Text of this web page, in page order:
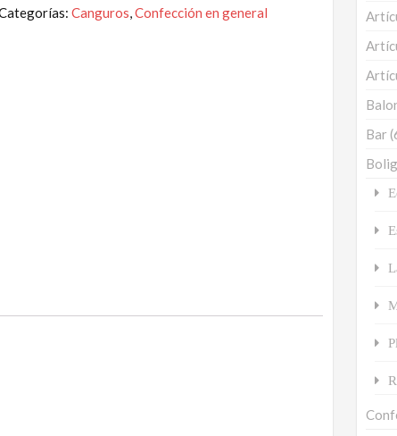
Canguros,Confección en general
Bar